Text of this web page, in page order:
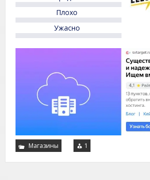
Плохо
Ужасно
Магазины 1